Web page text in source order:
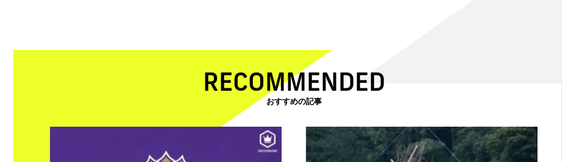
RECOMMENDED
おすすめの記事